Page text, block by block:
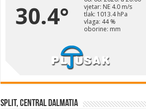
Split, Central Dalmatia